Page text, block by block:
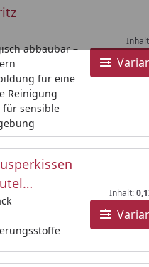
abbaubar –
für eine
Reinigung
für sensible
Inhalt: